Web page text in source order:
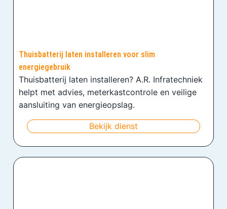
Thuisbatterij laten installeren voor slim
energiegebruik
Thuisbatterij laten installeren? A.R. Infratechniek
helpt met advies, meterkastcontrole en veilige
aansluiting van energieopslag.
Bekijk dienst